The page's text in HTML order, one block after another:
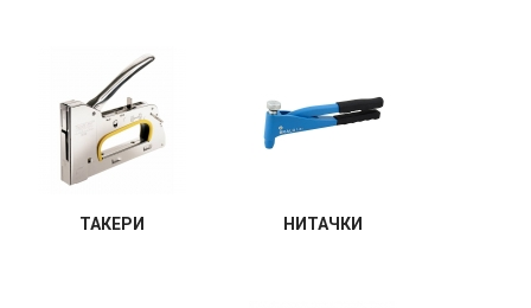
ТАКЕРИ НИТАЧКИ